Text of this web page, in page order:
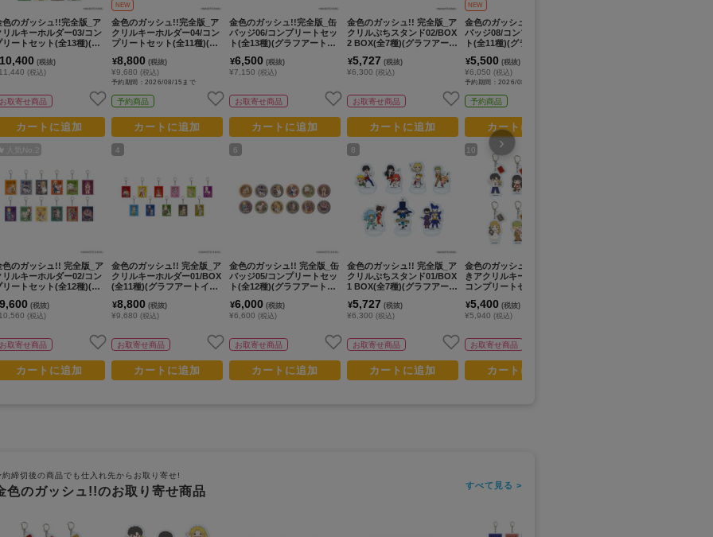
色のガッシュ!!完全版_ア
リルキーホルダー03/コン
リートセット(全13種)(グ
リートセット/13個入り】
10,400 (税抜)
(税込)
お取寄せ商品
カートに追加
人気No.
色のガッシュ!! 完全版_ア
リルキーホルダー02/コン
リートセット(全12種)(グ
リートセット／12個入
】
9,600 (税抜)
(税込)
お取寄せ商品
カートに追加
NEW
金色のガッシュ!!完全版_ア
クリルキーホルダー04/コン
プリートセット(全11種)(グ
プリートセット／11個入
り】
¥8,800 (税抜)
¥9,680(税込)
予約期間：2026/08/15まで
予約商品
カートに追加
4
金色のガッシュ!! 完全版_ア
クリルキーホルダー01/BOX
(全11種)(グラフアートイラ
1個入り】
¥8,800 (税抜)
¥9,680(税込)
お取寄せ商品
カートに追加
金色のガッシュ!!完全版_缶
バッジ06/コンプリートセッ
ト(全13種)(グラフアートイ
ト/13個入り】
¥6,500 (税抜)
¥7,150 (税込)
お取寄せ商品
カートに追加
6
金色のガッシュ!! 完全版_缶
バッジ05/コンプリートセッ
ト(全12種)(グラフアートイ
ト／12個入り】
¥6,000 (税抜)
¥6,600 (税込)
お取寄せ商品
カートに追加
金色のガッシュ!! 完全版_ア
クリルぷちスタンド02/BOX
2 BOX(全7種)(グラフアート
OX/7個入り】
¥5,727 (税抜)
¥6,300 (税込)
お取寄せ商品
カートに追加
8
金色のガッシュ!! 完全版_ア
クリルぷちスタンド01/BOX
1 BOX(全7種)(グラフアート
OX/7個入り】
¥5,727 (税抜)
¥6,300 (税込)
お取寄せ商品
カートに追加
NEW
金色のガッシュ!!完全版_缶
バッジ08/コンプリートセッ
ト(全11種)(グラフアートイ
ト／11個入り】
¥5,500 (税抜)
¥6,050 (税込)
予約期間：2026/08/15まで
予約商品
カートに追加
10
金色のガッシュ!!_パーツ付
きアクリルキーホルダー01/
コンプリートセット(全6種)
リートセット/6個入り】
¥5,400 (税抜)
¥5,940 (税込)
お取寄せ商品
カートに追加
›
約締切後の商品でも仕入れ先からお取り寄せ!
色のガッシュ!!のお取り寄せ商品 すべて見る >